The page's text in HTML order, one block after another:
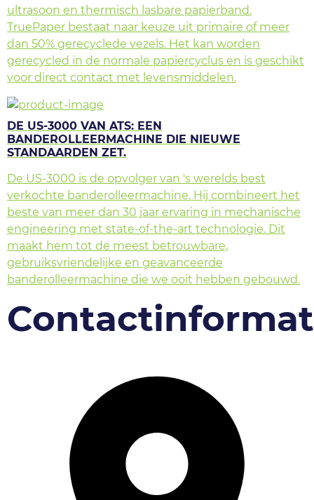
ultrasoon en thermisch lasbare papierband.
TruePaper bestaat naar keuze uit primaire of meer
dan 50% gerecyclede vezels. Het kan worden
gerecycled in de normale papiercyclus en is geschikt
voor direct contact met levensmiddelen.
DE US-3000 VAN ATS: EEN
BANDEROLLEERMACHINE DIE NIEUWE
STANDAARDEN ZET.
De US-3000 is de opvolger van 's werelds best
verkochte banderolleermachine. Hij combineert het
beste van meer dan 30 jaar ervaring in mechanische
engineering met state-of-the-art technologie. Dit
maakt hem tot de meest betrouwbare,
gebruiksvriendelijke en geavanceerde
banderolleermachine die we ooit hebben gebouwd.